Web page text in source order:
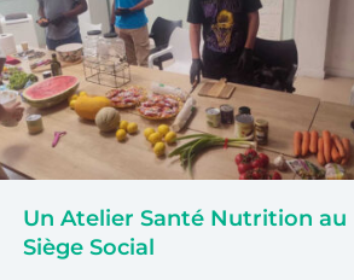
Un Atelier Santé Nutrition au
Siège Social